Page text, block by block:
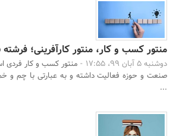
منتور کسب و کار، منتور کارآفرینی؛
دوشنبه 5 آبان 99، 17:55 -
منتور کسب و کار
صنعت و حوزه فعالیت داشته و به عبارتی با چم و
...